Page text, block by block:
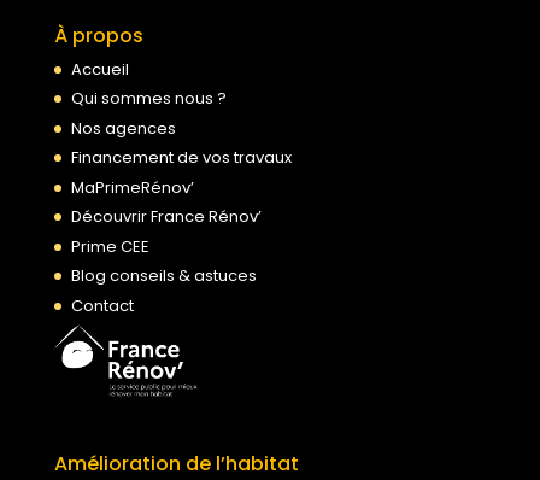
À propos
Accueil
Qui sommes nous ?
Nos agences
Financement de vos travaux
MaPrimeRénov’
Découvrir France Rénov’
Prime CEE
Blog conseils & astuces
Contact
Amélioration de l’habitat